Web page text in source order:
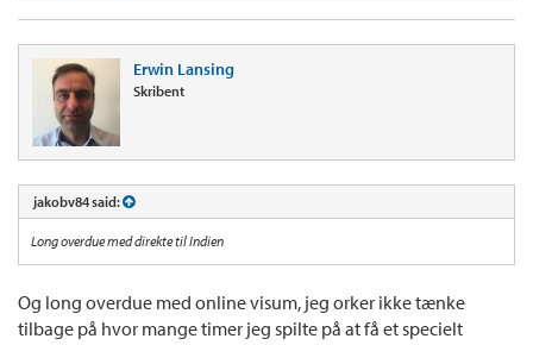
Erwin Lansing
Skribent
jakobv84 said:
Long overdue med direkte til Indien
Og long overdue med online visum, jeg orker ikke tænke
tilbage på hvor mange timer jeg spilte på at få et specielt